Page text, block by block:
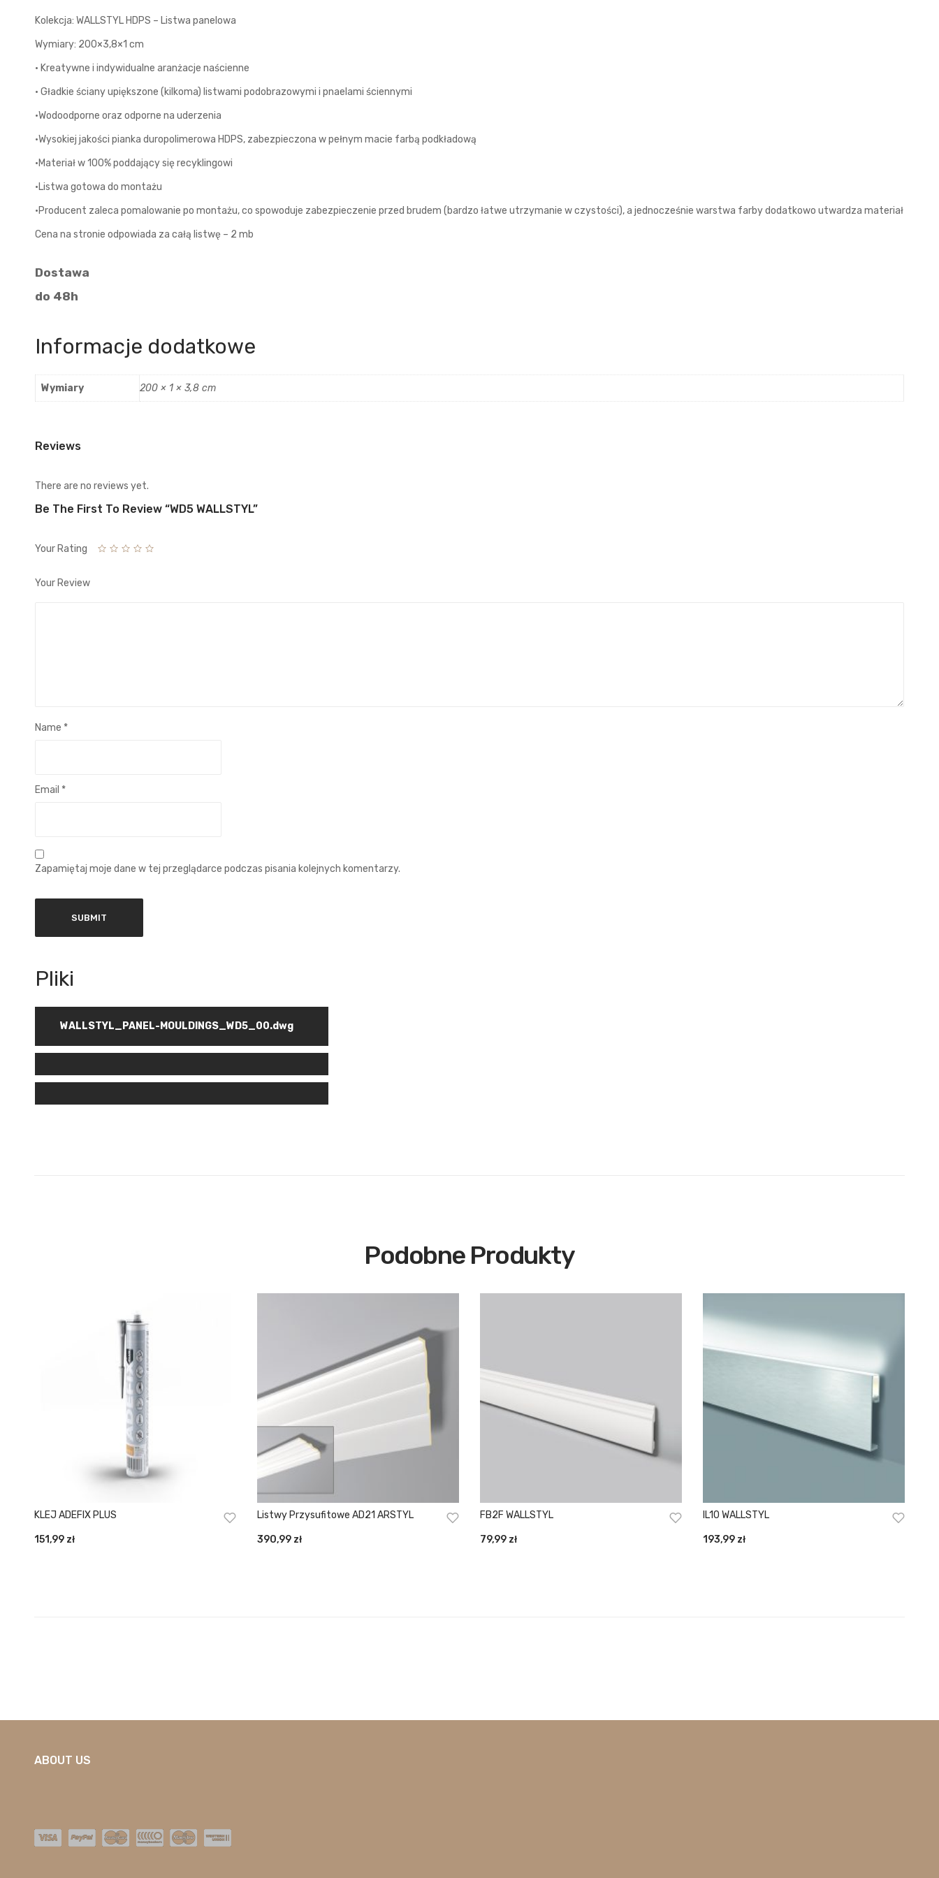
Kolekcja: WALLSTYL HDPS – Listwa panelowa
Wymiary: 200×3,8×1 cm
• Kreatywne i indywidualne aranżacje naścienne
• Gładkie ściany upiększone (kilkoma) listwami podobrazowymi i pnaelami ściennymi
•Wodoodporne oraz odporne na uderzenia
•Wysokiej jakości pianka duropolimerowa HDPS, zabezpieczona w pełnym macie farbą podkładową
•Materiał w 100% poddający się recyklingowi
•Listwa gotowa do montażu
•Producent zaleca pomalowanie po montażu, co spowoduje zabezpieczenie przed brudem (bardzo łatwe utrzymanie w czystości), a jednocześnie warstwa farby dodatkowo utwardza materiał
Cena na stronie odpowiada za całą listwę – 2 mb
Dostawa
do 48h
Informacje dodatkowe
Wymiary 200 × 1 × 3,8 cm
Reviews
There are no reviews yet.
Be The First To Review “WD5 WALLSTYL”
Your Rating
Your Review
Name *
Email *
Zapamiętaj moje dane w tej przeglądarce podczas pisania kolejnych komentarzy.
WALLSTYL_PANEL-MOULDINGS_WD5_00.dwg
Podobne Produkty
KLEJ ADEFIX PLUS
151,99 zł
Listwy Przysufitowe AD21 ARSTYL
390,99 zł
FB2F WALLSTYL
79,99 zł
IL10 WALLSTYL
193,99 zł
ABOUT US